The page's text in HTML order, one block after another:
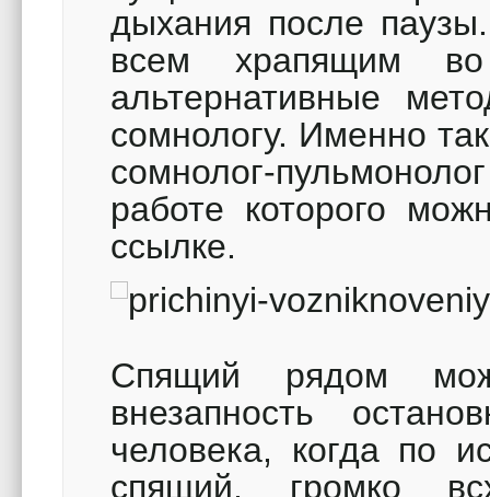
дыхания после
всем храпящим
альтернативные
сомнологу. Именно
сомнолог-
работе которого
ссылке.
Спящий рядом
внезапность
человека, когда по
спящий, громко